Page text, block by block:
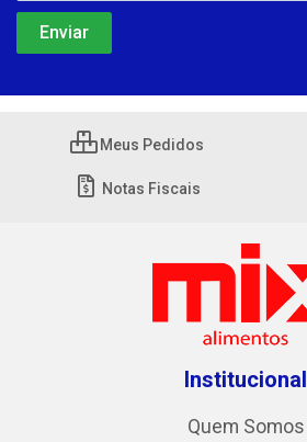
Meus Pedidos
Notas Fiscais
Institucional
Quem Somos